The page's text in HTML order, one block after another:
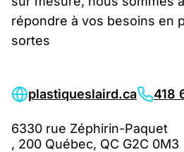
répondre à vos besoins en
sortes
plastiqueslaird.ca 418
6330 rue Zéphirin-Paquet
, 200 Québec, QC G2C 0M3